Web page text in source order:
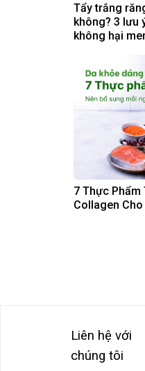
Tẩy trắng
không? 3 lưu
không hại
7 Thực Phẩm
Collagen
Liên hệ với
chúng tôi